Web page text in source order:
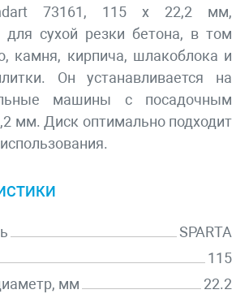
73161, 115 х 22,2 мм,
для сухой резки бетона, в том
камня, кирпича, шлакоблока и
Он устанавливается на
машины с посадочным
мм. Диск оптимально подходит
SPARTA
115
мм
22.2